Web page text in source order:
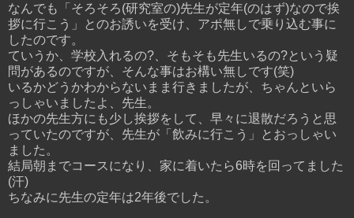
なんでも「そろそろ(研究室の)先生が定年(のはず)なので挨
拶に行こう」とのお誘いを受け、アポ無しで乗り込む事に
したのです。
ていうか、学校入れるの?、そもそも先生いるの?という疑
問があるのですが、そんな事はお構い無しです(笑)
いるかどうかわからないまま行きましたが、ちゃんといら
っしゃいましたよ、先生。
ほかの先生方にも少し挨拶をして、早々に退散だろうと思
っていたのですが、先生が「飲みに行こう」とおっしゃい
ました。
結局朝までコースになり、家に着いたら6時を回ってました
(汗)
ちなみに先生の定年は2年後でした。